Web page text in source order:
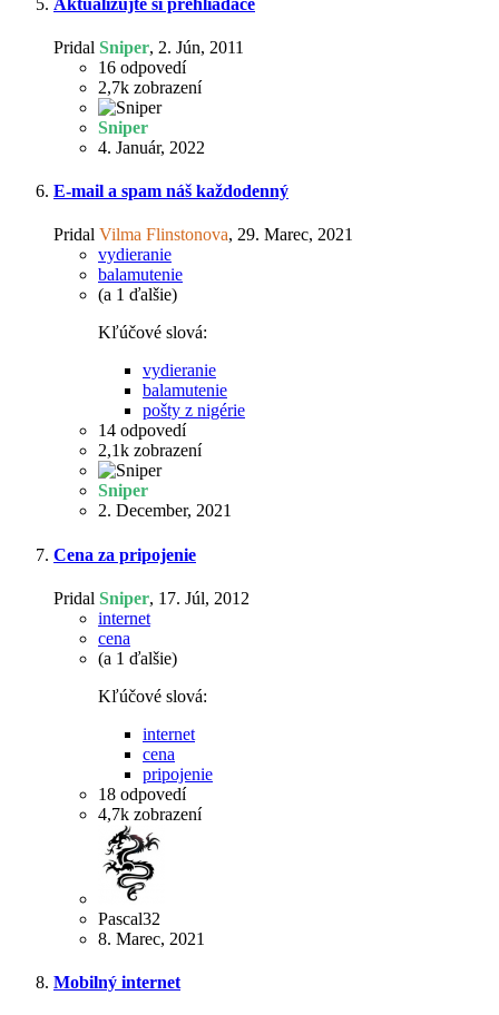
Pridal Sniper, 2. Jún, 2011
16 odpovedí
2,7k zobrazení
Sniper
4. Január, 2022
E-mail a spam náš každodenný
Pridal Vilma Flinstonova, 29. Marec, 2021
vydieranie
balamutenie
(a 1 ďalšie)
Kľúčové slová:
vydieranie
balamutenie
pošty z nigérie
14 odpovedí
2,1k zobrazení
Sniper
2. December, 2021
Cena za pripojenie
Pridal Sniper, 17. Júl, 2012
internet
cena
(a 1 ďalšie)
Kľúčové slová:
internet
cena
pripojenie
18 odpovedí
4,7k zobrazení
Pascal32
8. Marec, 2021
Mobilný internet